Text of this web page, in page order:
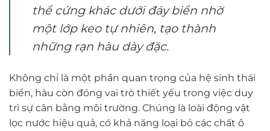
thể cứng khác dưới đáy biển nhờ
một lớp keo tự nhiên, tạo thành
những rạn hàu dày đặc.
Không chỉ là một phần quan trọng của hệ sinh thái
biển, hàu còn đóng vai trò thiết yếu trong việc duy
trì sự cân bằng môi trường. Chúng là loài động vật
lọc nước hiệu quả, có khả năng loại bỏ các chất ô